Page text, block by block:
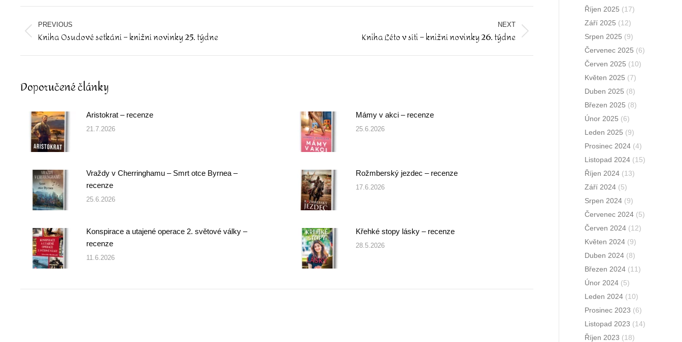
Post
navigation
PREVIOUS
Previous
Kniha Osudové setkání – knižní novinky 25. týdne
NEXT
Kniha Léto v síti – knižní novinky 26. týdne
Doporučené články
Aristokrat – recenze
21.7.2026
Mámy v akci – recenze
25.6.2026
Vraždy v Cherringhamu – Smrt otce Byrnea –
recenze
25.6.2026
Rožmberský jezdec – recenze
17.6.2026
Konspirace a utajené operace 2. světové války –
recenze
11.6.2026
Křehké stopy lásky – recenze
28.5.2026
Říjen 2025 (17)
Září 2025 (12)
Srpen 2025 (9)
Červenec 2025 (6)
Červen 2025 (10)
Květen 2025 (7)
Duben 2025 (8)
Březen 2025 (8)
Únor 2025 (6)
Leden 2025 (9)
Prosinec 2024 (4)
Listopad 2024 (15)
Říjen 2024 (13)
Září 2024 (5)
Srpen 2024 (9)
Červenec 2024 (5)
Červen 2024 (12)
Květen 2024 (9)
Duben 2024 (8)
Březen 2024 (11)
Únor 2024 (5)
Leden 2024 (10)
Prosinec 2023 (6)
Listopad 2023 (14)
Říjen 2023 (18)